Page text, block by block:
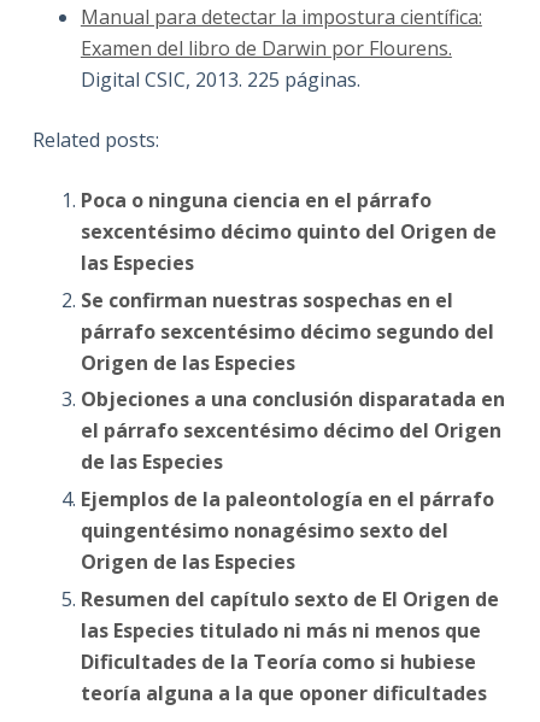
Manual para detectar la impostura científica:
Examen del libro de Darwin por Flourens.
Digital CSIC, 2013. 225 páginas.
Related posts:
Poca o ninguna ciencia en el párrafo
sexcentésimo décimo quinto del Origen de
las Especies
Se confirman nuestras sospechas en el
párrafo sexcentésimo décimo segundo del
Origen de las Especies
Objeciones a una conclusión disparatada en
el párrafo sexcentésimo décimo del Origen
de las Especies
Ejemplos de la paleontología en el párrafo
quingentésimo nonagésimo sexto del
Origen de las Especies
Resumen del capítulo sexto de El Origen de
las Especies titulado ni más ni menos que
Dificultades de la Teoría como si hubiese
teoría alguna a la que oponer dificultades